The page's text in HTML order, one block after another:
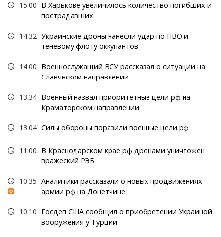
15:00
В Харькове увеличилось количество погибших и
пострадавших
14:32 Украинские дроны нанесли удар по ПВО и
теневому флоту оккупантов
14:00
Военнослужащий ВСУ рассказал о ситуации на
Славянском направлении
13:34 Военный назвал приоритетные цели рф на
Краматорском направлении
13:04 Силы обороны поразили военные цели рф
11:00
В Краснодарском крае рф дронами уничтожен
вражеский РЭБ
10:35 Аналитики рассказали о новых продвижениях
армии рф на Донетчине
10:10
Госдеп США сообщил о приобретении Украиной
вооружения у Турции